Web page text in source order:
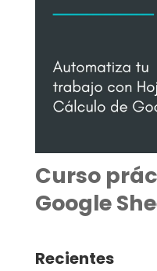
Curso
Google
Recientes